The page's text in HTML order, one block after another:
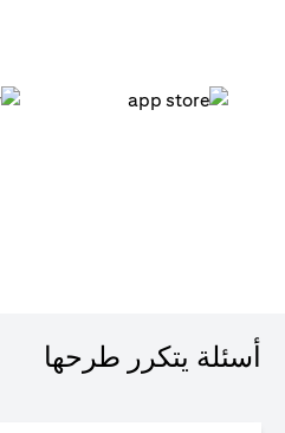
أسئلة يتكرر طرحها